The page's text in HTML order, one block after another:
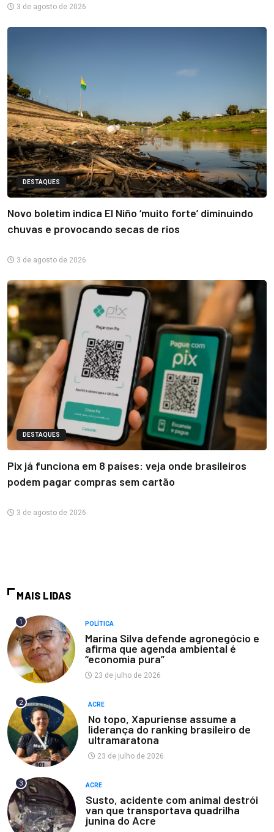
3 de agosto de 2026
DESTAQUES
Novo boletim indica El Niño ‘muito forte’ diminuindo
chuvas e provocando secas de rios
3 de agosto de 2026
DESTAQUES
Pix já funciona em 8 países: veja onde brasileiros
podem pagar compras sem cartão
3 de agosto de 2026
MAIS LIDAS
1 POLÍTICA
Marina Silva defende agronegócio e
afirma que agenda ambiental é
“economia pura”
23 de julho de 2026
2 ACRE
No topo, Xapuriense assume a
liderança do ranking brasileiro de
ultramaratona
23 de julho de 2026
3 ACRE
Susto, acidente com animal destrói
van que transportava quadrilha
junina do Acre